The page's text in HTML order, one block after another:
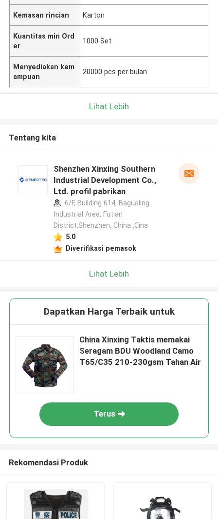
Kemasan rincian Karton
Kuantitas min Ord
er
1000 Set
Menyediakan kem
ampuan
20000 pcs per bulan
Lihat Lebih
Tentang kita
Shenzhen Xinxing Southern
Industrial Development Co.,
Ltd. profil pabrikan
6/F, Building 614, Bagualing
Industrial Area, Futian
District,Shenzhen, China ,Cina
5.0
Diverifikasi pemasok
Lihat Lebih
Dapatkan Harga Terbaik untuk
China Xinxing Taktis memakai
Seragam BDU Woodland Camo
T65/C35 210-230gsm Tahan Air
Terus
Rekomendasi Produk